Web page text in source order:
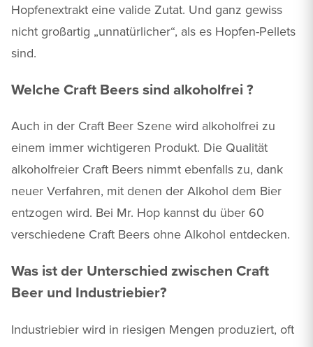
Hopfenextrakt eine valide Zutat. Und ganz gewiss
nicht großartig „unnatürlicher“, als es Hopfen-Pellets
sind.
Welche Craft Beers sind alkoholfrei ?
Auch in der Craft Beer Szene wird alkoholfrei zu
einem immer wichtigeren Produkt. Die Qualität
alkoholfreier Craft Beers nimmt ebenfalls zu, dank
neuer Verfahren, mit denen der Alkohol dem Bier
entzogen wird. Bei Mr. Hop kannst du über 60
verschiedene Craft Beers ohne Alkohol entdecken.
Was ist der Unterschied zwischen Craft
Beer und Industriebier?
Industriebier wird in riesigen Mengen produziert, oft